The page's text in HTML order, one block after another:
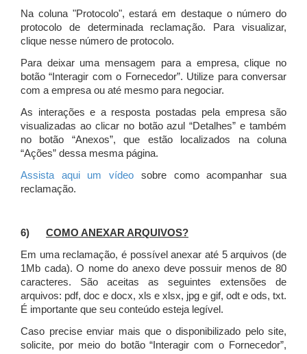
Na coluna "Protocolo", estará em destaque o número do
protocolo de determinada reclamação. Para visualizar,
clique nesse número de protocolo.
Para deixar uma mensagem para a empresa, clique no
botão “Interagir com o Fornecedor”. Utilize para conversar
com a empresa ou até mesmo para negociar.
As interações e a resposta postadas pela empresa são
visualizadas ao clicar no botão azul “Detalhes” e também
no botão “Anexos”, que estão localizados na coluna
“Ações” dessa mesma página.
Assista aqui um vídeo sobre como acompanhar sua
reclamação.
6) COMO ANEXAR ARQUIVOS?
Em uma reclamação, é possível anexar até 5 arquivos (de
1Mb cada). O nome do anexo deve possuir menos de 80
caracteres. São aceitas as seguintes extensões de
arquivos: pdf, doc e docx, xls e xlsx, jpg e gif, odt e ods, txt.
É importante que seu conteúdo esteja legível.
Caso precise enviar mais que o disponibilizado pelo site,
solicite, por meio do botão “Interagir com o Fornecedor”,